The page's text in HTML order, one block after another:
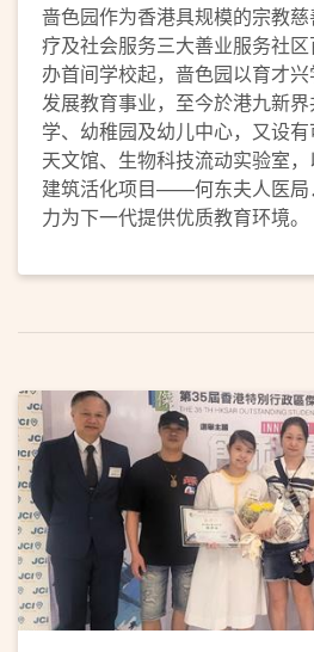
啬色园作为香港具规模的宗教
疗及社会服务三大善业服务社
办首间学校起，啬色园以育才
发展教育事业，至今於港九新
学、幼稚园及幼儿中心，又设
天文馆、生物科技流动实验室
建筑活化项目——何东夫人医局
力为下一代提供优质教育环境。